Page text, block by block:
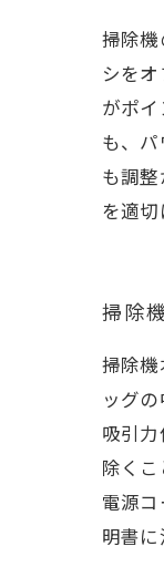
掃除機
シを
がポ
も、
も調
を適切
掃除
掃除機
ッグ
吸引
除く
電源
明書に